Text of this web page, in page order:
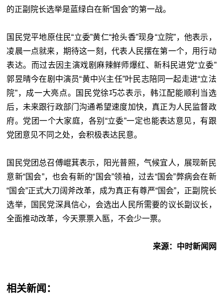
的正副院长选举是蓝绿白在新“国会”的第一战。
国民党平地原住民“立委”黄仁“抢头香”现身“立院”，他表示，
凌晨一点就来，期待这一刻，代表人民摆在第一个，用行动
表达。而过去因主演戏剧麻辣鲜师爆红、新科民进党“立委”
郭昱晴今在剧中演员“黄中兴主任”叶民志陪同一起走进“立法
院”，成一大亮点。国民党徐巧芯表示，韩江配能顺利当选
后，未来跟行政部门沟通希望速度加快，真正为人民监督政
府。党团一个大家庭，各别“立委”一定也能表达意见，有跟
党团意见不同之处，会积极表达民意。
国民党团总召傅崐萁表示，阳光普照，气候宜人，展现新民
意新“国会”，也会有新的“国会”领袖，过去“国会”弊病会在新
“国会”正式大刀阔斧改革，成为真正有尊严“国会”，正副院长
选举，国民党深具信心，会选出人民所需要的议长副议长，
全面推动改革，今天票票入匦，不会少一票。
来源：中时新闻网
相关新闻：